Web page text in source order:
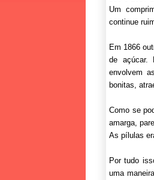
Um
continue
Em 1866
de açúcar.
envolvem
bonitas,
Como se
amarga,
As pílulas
Por tudo
uma